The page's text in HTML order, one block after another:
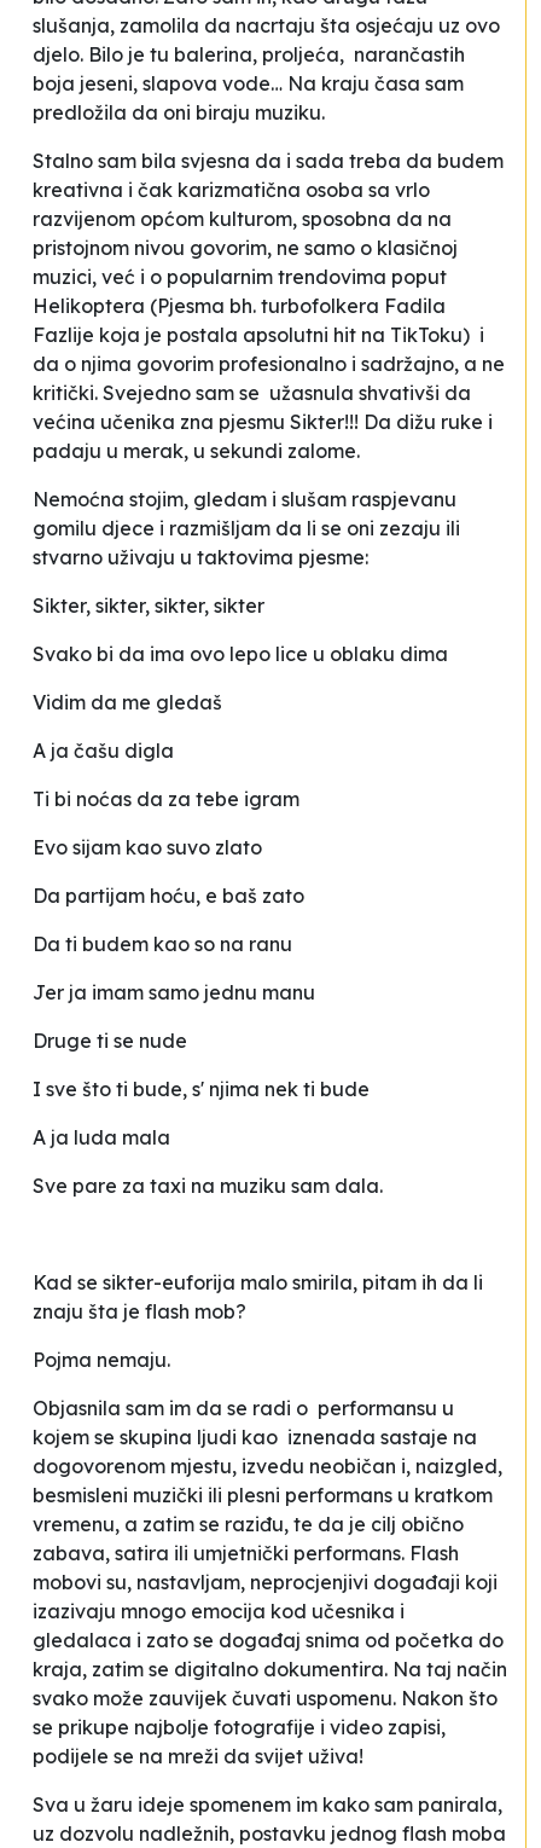
slušanja, zamolila da nacrtaju šta osjećaju uz ovo
djelo. Bilo je tu balerina, proljeća, narančastih
boja jeseni, slapova vode… Na kraju časa sam
predložila da oni biraju muziku.
Stalno sam bila svjesna da i sada treba da budem
kreativna i čak karizmatična osoba sa vrlo
razvijenom općom kulturom, sposobna da na
pristojnom nivou govorim, ne samo o klasičnoj
muzici, već i o popularnim trendovima poput
Helikoptera (Pjesma bh. turbofolkera Fadila
Fazlije koja je postala apsolutni hit na TikToku) i
da o njima govorim profesionalno i sadržajno, a ne
kritički. Svejedno sam se užasnula shvativši da
većina učenika zna pjesmu Sikter!!! Da dižu ruke i
padaju u merak, u sekundi zalome.
Nemoćna stojim, gledam i slušam raspjevanu
gomilu djece i razmišljam da li se oni zezaju ili
stvarno uživaju u taktovima pjesme:
Sikter, sikter, sikter, sikter
Svako bi da ima ovo lepo lice u oblaku dima
Vidim da me gledaš
A ja čašu digla
Ti bi noćas da za tebe igram
Evo sijam kao suvo zlato
Da partijam hoću, e baš zato
Da ti budem kao so na ranu
Jer ja imam samo jednu manu
Druge ti se nude
I sve što ti bude, s' njima nek ti bude
A ja luda mala
Sve pare za taxi na muziku sam dala.
Kad se sikter-euforija malo smirila, pitam ih da li
znaju šta je flash mob?
Pojma nemaju.
Objasnila sam im da se radi o performansu u
kojem se skupina ljudi kao iznenada sastaje na
dogovorenom mjestu, izvedu neobičan i, naizgled,
besmisleni muzički ili plesni performans u kratkom
vremenu, a zatim se raziđu, te da je cilj obično
zabava, satira ili umjetnički performans. Flash
mobovi su, nastavljam, neprocjenjivi događaji koji
izazivaju mnogo emocija kod učesnika i
gledalaca i zato se događaj snima od početka do
kraja, zatim se digitalno dokumentira. Na taj način
svako može zauvijek čuvati uspomenu. Nakon što
se prikupe najbolje fotografije i video zapisi,
podijele se na mreži da svijet uživa!
Sva u žaru ideje spomenem im kako sam panirala,
uz dozvolu nadležnih, postavku jednog flash moba